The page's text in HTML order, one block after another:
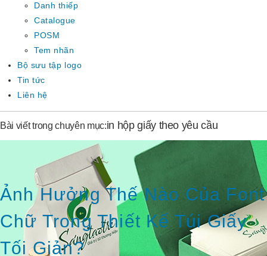
Danh thiếp
Catalogue
POSM
Tem nhãn
Bộ sưu tập logo
Tin tức
Liên hệ
Bài viết trong chuyên mục:in hộp giấy theo yêu cầu
Ảnh Hưởng Thế Nào Của Font
Chữ Trong Thiết Kế Túi Giấy
Tối Giản?